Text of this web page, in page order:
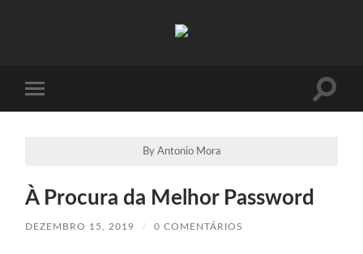
mobile
Toggle
By Antonio Mora
À Procura da Melhor Password
DEZEMBRO 15, 2019 / 0 COMENTÁRIOS